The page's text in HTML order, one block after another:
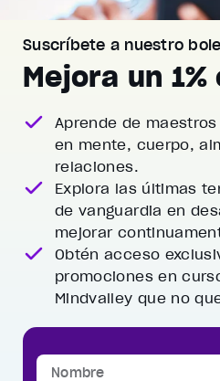
Suscríbete a nuestro
Mejora un
Aprende de
en mente, cuerpo,
relaciones.
Explora las últimas
de vanguardia en
mejorar
Obtén acceso
promocionesen
Mindvalley que no